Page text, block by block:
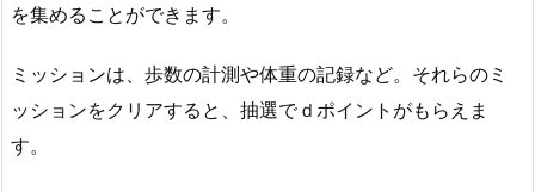
を集めることができます。
ミッションは、歩数の計測や体重の記録など。それらのミ
ッションをクリアすると、抽選でｄポイントがもらえま
す。